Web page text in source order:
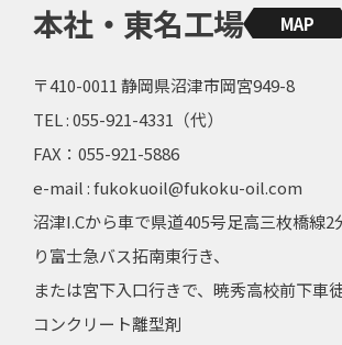
本社・東名工場 MAP
〒410-0011 静岡県沼津市岡宮949-8
TEL : 055-921-4331（代）
FAX：055-921-5886
e-mail : fukokuoil@fukoku-oil.com
沼津I.Cから車で県道405号足高三枚橋線2
り富士急バス拓南東行き、
または宮下入口行きで、暁秀高校前下車
コンクリート離型剤